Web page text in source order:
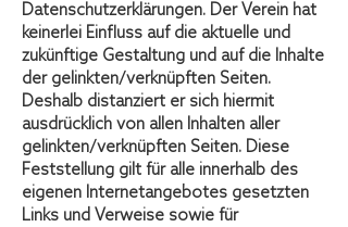
Datenschutzerklärungen. Der Verein hat
keinerlei Einfluss auf die aktuelle und
zukünftige Gestaltung und auf die Inhalte
der gelinkten/verknüpften Seiten.
Deshalb distanziert er sich hiermit
ausdrücklich von allen Inhalten aller
gelinkten/verknüpften Seiten. Diese
Feststellung gilt für alle innerhalb des
eigenen Internetangebotes gesetzten
Links und Verweise sowie für